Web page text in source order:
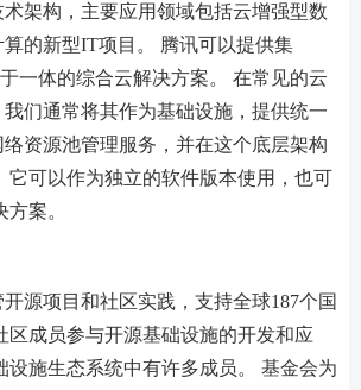
架构，主要应用领域包括云增强型数
的新型IT项目。 腾讯可以提供集
于一体的综合云解决方案。 在常见的云
们通常将其作为基础设施，提供统一
资源池管理服务，并在这个底层架构
它可以作为独立的软件版本使用，也可
案。
源项目和社区实践，支持全球187个国
区成员参与开源基础设施的开发和应
设施生态系统中有许多成员。 基金会为